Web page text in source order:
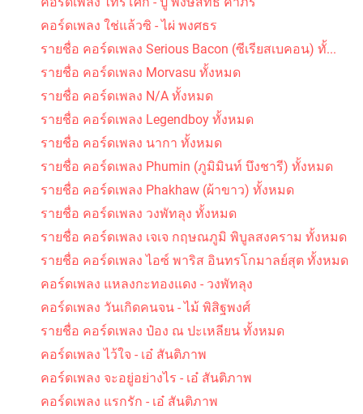
คอร์ดเพลง ใช่แล้วซิ - ไผ่ พงศธร
รายชื่อ คอร์ดเพลง Serious Bacon (ซีเรียสเบคอน) ทั้...
รายชื่อ คอร์ดเพลง Morvasu ทั้งหมด
รายชื่อ คอร์ดเพลง N/A ทั้งหมด
รายชื่อ คอร์ดเพลง Legendboy ทั้งหมด
รายชื่อ คอร์ดเพลง นากา ทั้งหมด
รายชื่อ คอร์ดเพลง Phumin (ภูมิมินท์ บึงชารี) ทั้งหมด
รายชื่อ คอร์ดเพลง Phakhaw (ผ้าขาว) ทั้งหมด
รายชื่อ คอร์ดเพลง วงพัทลุง ทั้งหมด
รายชื่อ คอร์ดเพลง เจเจ กฤษณภูมิ พิบูลสงคราม ทั้งหมด
รายชื่อ คอร์ดเพลง ไอซ์ พาริส อินทรโกมาลย์สุต ทั้งหมด
คอร์ดเพลง แหลงกะทองแดง - วงพัทลุง
คอร์ดเพลง วันเกิดคนจน - ไม้ พิสิฐพงศ์
รายชื่อ คอร์ดเพลง ป๋อง ณ ปะเหลียน ทั้งหมด
คอร์ดเพลง ไว้ใจ - เอ๋ สันติภาพ
คอร์ดเพลง จะอยู่อย่างไร - เอ๋ สันติภาพ
คอร์ดเพลง แรกรัก - เอ๋ สันติภาพ